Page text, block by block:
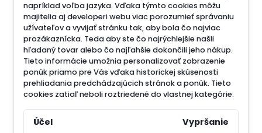
napríklad voľba jazyka. Vďaka týmto cookies môžu
majitelia aj developeri webu viac porozumieť správaniu
užívateľov a vyvijať stránku tak, aby bola čo najviac
prozákaznícka. Teda aby ste čo najrýchlejšie našli
hľadaný tovar alebo čo najľahšie dokončili jeho nákup.
Tieto informácie umožnia personalizovať zobrazenie
ponúk priamo pre Vás vďaka historickej skúsenosti
prehliadania predchádzajúcich stránok a ponúk. Tieto
cookies zatiaľ neboli roztriedené do vlastnej kategórie.
Účel Vypršanie